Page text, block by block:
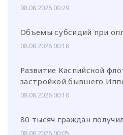
08.08.2026 00:29
Объемы субсидий при
08.08.2026 00:18
Развитие Каспийской
застройкой бывшего
08.08.2026 00:10
80 тысяч граждан